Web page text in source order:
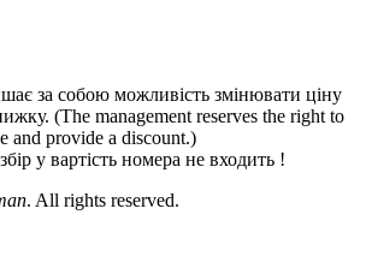
за собою можливість змінювати ціну
(The management reserves the right to
and provide a discount.)
у вартість номера не входить !
. All rights reserved.